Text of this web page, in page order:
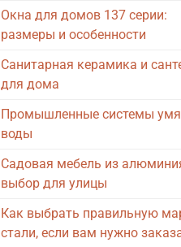
Окна для домов 137 серии:
размеры и особенности
Санитарная керамика и
для дома
Промышленные системы
воды
Садовая мебель из
выбор для улицы
Как выбрать правильную
стали, если вам нужно